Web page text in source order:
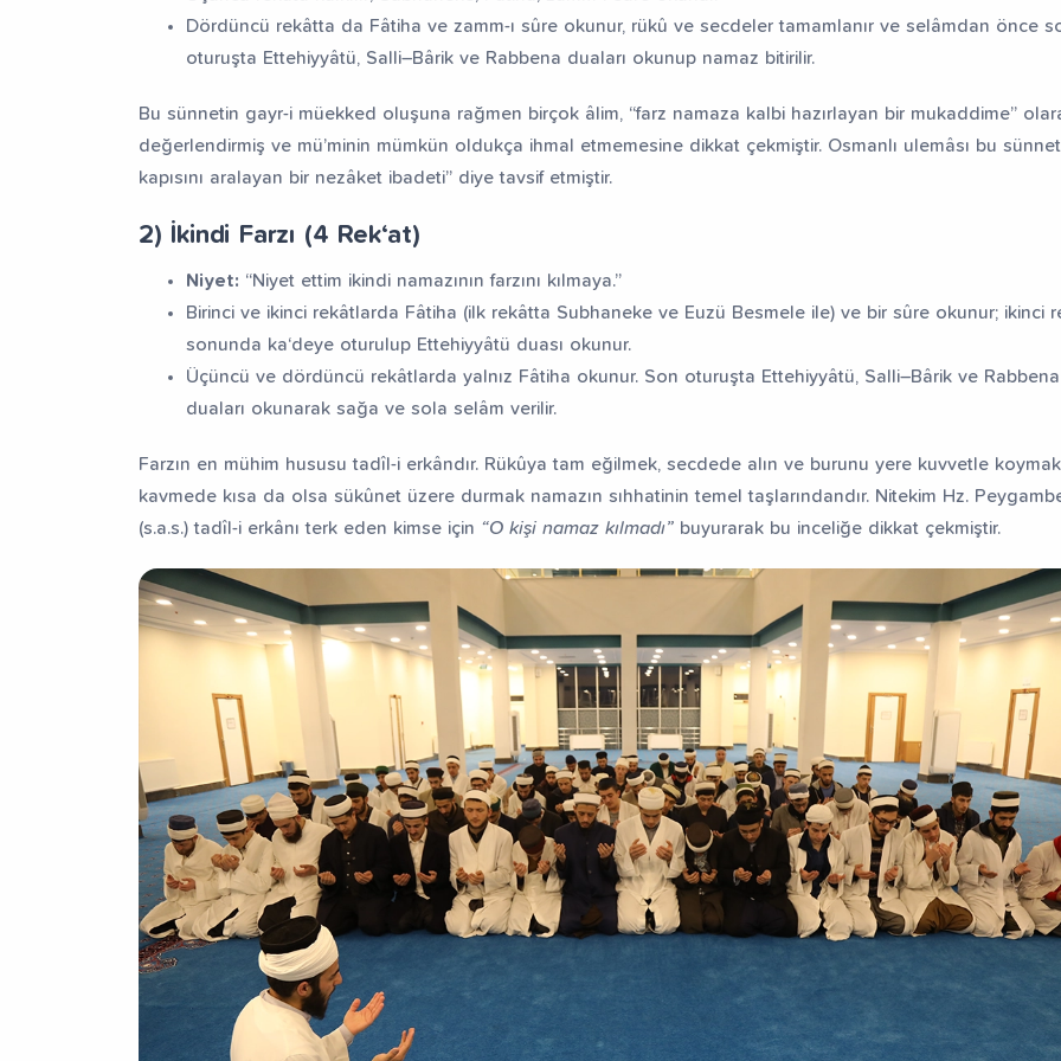
Dördüncü rekâtta da Fâtiha ve zamm-ı sûre okunur, rükû ve secdeler tamamlanır ve selâmdan önce
oturuşta Ettehiyyâtü, Salli–Bârik ve Rabbena duaları okunup namaz bitirilir.
Bu sünnetin gayr-i müekked oluşuna rağmen birçok âlim, “farz namaza kalbi hazırlayan bir mukaddime”
değerlendirmiş ve mü’minin mümkün oldukça ihmal etmemesine dikkat çekmiştir. Osmanlı ulemâsı bu sünneti
kapısını aralayan bir nezâket ibadeti” diye tavsif etmiştir.
2) İkindi Farzı (4 Rek‘at)
Niyet: “Niyet ettim ikindi namazının farzını kılmaya.”
Birinci ve ikinci rekâtlarda Fâtiha (ilk rekâtta Subhaneke ve Euzü Besmele ile) ve bir sûre okunur; ikinci
sonunda ka‘deye oturulup Ettehiyyâtü duası okunur.
Üçüncü ve dördüncü rekâtlarda yalnız Fâtiha okunur. Son oturuşta Ettehiyyâtü, Salli–Bârik ve Rabbena
duaları okunarak sağa ve sola selâm verilir.
Farzın en mühim hususu tadîl-i erkândır. Rükûya tam eğilmek, secdede alın ve burunu yere kuvvetle
kavmede kısa da olsa sükûnet üzere durmak namazın sıhhatinin temel taşlarındandır. Nitekim Hz.
(s.a.s.) tadîl-i erkânı terk eden kimse için “O kişi namaz kılmadı” buyurarak bu inceliğe dikkat çekmiştir.